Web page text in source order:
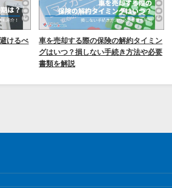
けるべ
車を売却する際の保険の解約タイミン
グはいつ？損しない手続き方法や必要
書類を解説